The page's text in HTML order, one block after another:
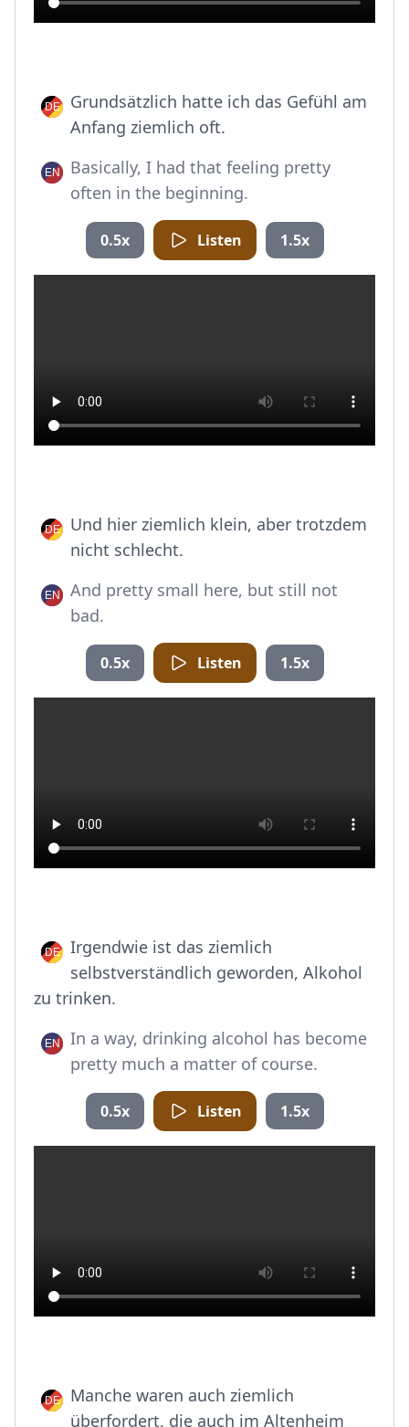
Grundsätzlich hatte ich das Gefühl am
Anfang ziemlich oft.
Basically, I had that feeling pretty
often in the beginning.
0.5x Listen 1.5x
Und hier ziemlich klein, aber trotzdem
nicht schlecht.
And pretty small here, but still not
bad.
0.5x Listen 1.5x
Irgendwie ist das ziemlich
selbstverständlich geworden, Alkohol
zu trinken.
In a way, drinking alcohol has become
pretty much a matter of course.
0.5x Listen 1.5x
Manche waren auch ziemlich
überfordert, die auch im Altenheim